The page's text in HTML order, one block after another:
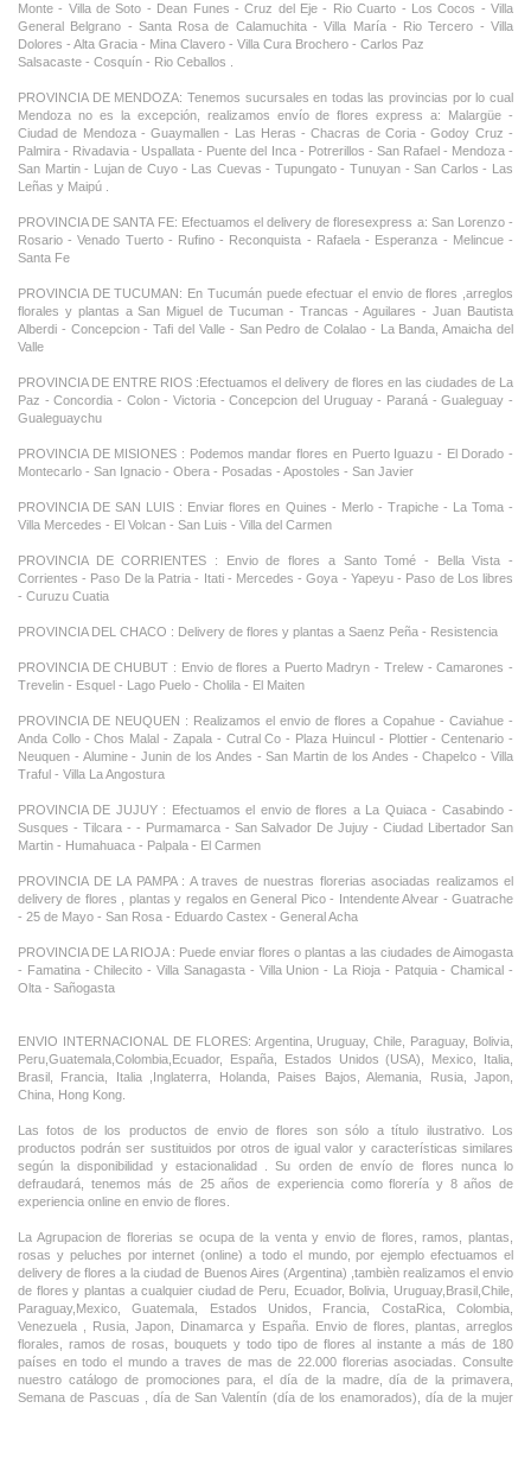
Monte - Villa de Soto - Dean Funes - Cruz del Eje - Rio Cuarto - Los Cocos - Villa
General Belgrano - Santa Rosa de Calamuchita - Villa María - Rio Tercero - Villa
Dolores - Alta Gracia - Mina Clavero - Villa Cura Brochero - Carlos Paz
Salsacaste - Cosquín - Rio Ceballos .
PROVINCIA DE MENDOZA: Tenemos sucursales en todas las provincias por lo cual
Mendoza no es la excepción, realizamos envío de flores express a: Malargüe -
Ciudad de Mendoza - Guaymallen - Las Heras - Chacras de Coria - Godoy Cruz -
Palmira - Rivadavia - Uspallata - Puente del Inca - Potrerillos - San Rafael - Mendoza -
San Martin - Lujan de Cuyo - Las Cuevas - Tupungato - Tunuyan - San Carlos - Las
Leñas y Maipú .
PROVINCIA DE SANTA FE: Efectuamos el delivery de floresexpress a: San Lorenzo -
Rosario - Venado Tuerto - Rufino - Reconquista - Rafaela - Esperanza - Melincue -
Santa Fe
PROVINCIA DE TUCUMAN: En Tucumán puede efectuar el envio de flores ,arreglos
florales y plantas a San Miguel de Tucuman - Trancas - Aguilares - Juan Bautista
Alberdi - Concepcion - Tafi del Valle - San Pedro de Colalao - La Banda, Amaicha del
Valle
PROVINCIA DE ENTRE RIOS :Efectuamos el delivery de flores en las ciudades de La
Paz - Concordia - Colon - Victoria - Concepcion del Uruguay - Paraná - Gualeguay -
Gualeguaychu
PROVINCIA DE MISIONES : Podemos mandar flores en Puerto Iguazu - El Dorado -
Montecarlo - San Ignacio - Obera - Posadas - Apostoles - San Javier
PROVINCIA DE SAN LUIS : Enviar flores en Quines - Merlo - Trapiche - La Toma -
Villa Mercedes - El Volcan - San Luis - Villa del Carmen
PROVINCIA DE CORRIENTES : Envio de flores a Santo Tomé - Bella Vista -
Corrientes - Paso De la Patria - Itati - Mercedes - Goya - Yapeyu - Paso de Los libres
- Curuzu Cuatia
PROVINCIA DEL CHACO : Delivery de flores y plantas a Saenz Peña - Resistencia
PROVINCIA DE CHUBUT : Envio de flores a Puerto Madryn - Trelew - Camarones -
Trevelin - Esquel - Lago Puelo - Cholila - El Maiten
PROVINCIA DE NEUQUEN : Realizamos el envio de flores a Copahue - Caviahue -
Anda Collo - Chos Malal - Zapala - Cutral Co - Plaza Huincul - Plottier - Centenario -
Neuquen - Alumine - Junin de los Andes - San Martin de los Andes - Chapelco - Villa
Traful - Villa La Angostura
PROVINCIA DE JUJUY : Efectuamos el envio de flores a La Quiaca - Casabindo -
Susques - Tilcara - - Purmamarca - San Salvador De Jujuy - Ciudad Libertador San
Martin - Humahuaca - Palpala - El Carmen
PROVINCIA DE LA PAMPA : A traves de nuestras florerias asociadas realizamos el
delivery de flores , plantas y regalos en General Pico - Intendente Alvear - Guatrache
- 25 de Mayo - San Rosa - Eduardo Castex - General Acha
PROVINCIA DE LA RIOJA : Puede enviar flores o plantas a las ciudades de Aimogasta
- Famatina - Chilecito - Villa Sanagasta - Villa Union - La Rioja - Patquia - Chamical -
Olta - Sañogasta
ENVIO INTERNACIONAL DE FLORES: Argentina, Uruguay, Chile, Paraguay, Bolivia,
Peru,Guatemala,Colombia,Ecuador, España, Estados Unidos (USA), Mexico, Italia,
Brasil, Francia, Italia ,Inglaterra, Holanda, Paises Bajos, Alemania, Rusia, Japon,
China, Hong Kong.
Las fotos de los productos de envio de flores son sólo a título ilustrativo. Los
productos podrán ser sustituidos por otros de igual valor y características similares
según la disponibilidad y estacionalidad . Su orden de envío de flores nunca lo
defraudará, tenemos más de 25 años de experiencia como florería y 8 años de
experiencia online en envio de flores.
La Agrupacion de florerias se ocupa de la venta y envio de flores, ramos, plantas,
rosas y peluches por internet (online) a todo el mundo, por ejemplo efectuamos el
delivery de flores a la ciudad de Buenos Aires (Argentina) ,tambièn realizamos el envio
de flores y plantas a cualquier ciudad de Peru, Ecuador, Bolivia, Uruguay,Brasil,Chile,
Paraguay,Mexico, Guatemala, Estados Unidos, Francia, CostaRica, Colombia,
Venezuela , Rusia, Japon, Dinamarca y España. Envio de flores, plantas, arreglos
florales, ramos de rosas, bouquets y todo tipo de flores al instante a más de 180
países en todo el mundo a traves de mas de 22.000 florerias asociadas. Consulte
nuestro catálogo de promociones para, el día de la madre, día de la primavera,
Semana de Pascuas , día de San Valentín (día de los enamorados), día de la mujer